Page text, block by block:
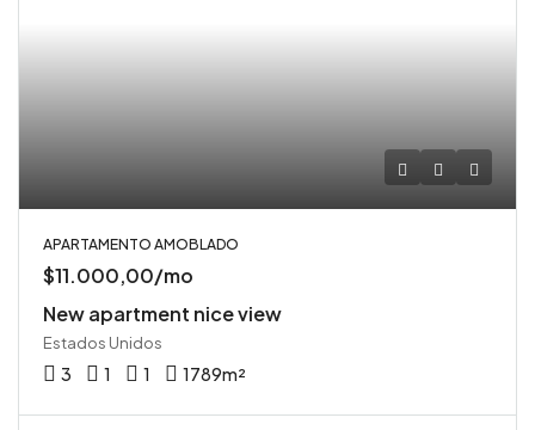
APARTAMENTO AMOBLADO
$11.000,00/mo
New apartment nice view
Estados Unidos
3 1 1 1789m²